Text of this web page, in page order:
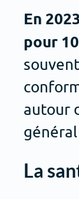
En
pour
autour
La